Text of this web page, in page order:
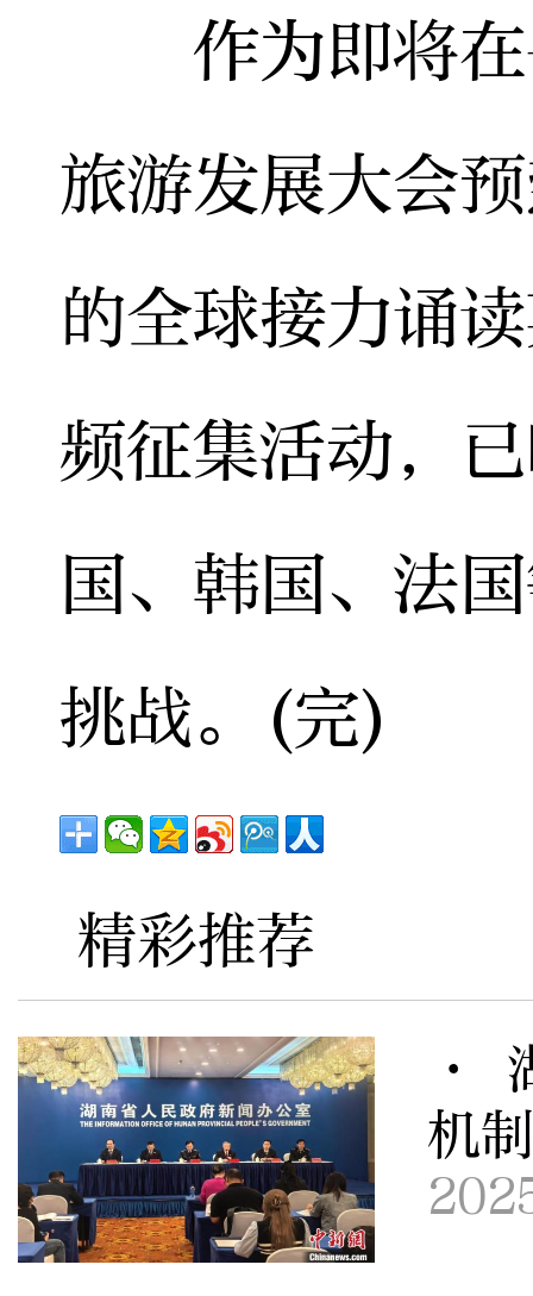
作为即将在
旅游发展大会
的全球接力诵
频征集活动，
国、韩国、法
挑战。(完)
精彩推荐
·
机